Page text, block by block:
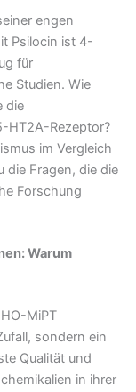
engen
Psilocin ist 4-
für
Studien. Wie
die
HT2A-Rezeptor?
im Vergleich
die Fragen, die die
Forschung
Warum
MiPT
sondern ein
Qualität und
in ihrer